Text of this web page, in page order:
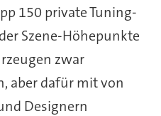
150 private Tuning-
Szene-Höhepunkte
zwar
aber dafür mit von
Designern